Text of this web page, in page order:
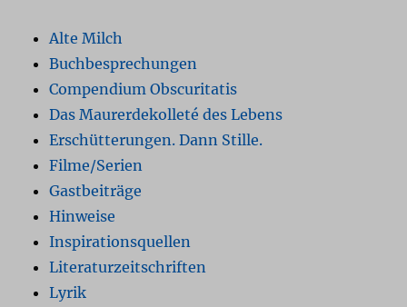
Alte Milch
Buchbesprechungen
Compendium Obscuritatis
Das Maurerdekolleté des Lebens
Erschütterungen. Dann Stille.
Filme/Serien
Gastbeiträge
Hinweise
Inspirationsquellen
Literaturzeitschriften
Lyrik